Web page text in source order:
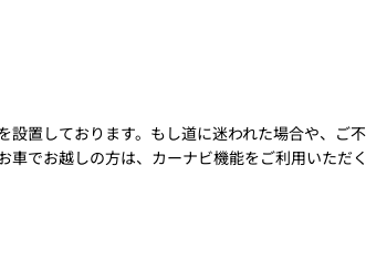
設置しております。もし道に迷われた場合や、ご不
車でお越しの方は、カーナビ機能をご利用いただ